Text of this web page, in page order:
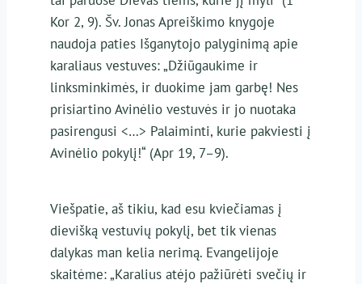
Kor 2, 9). Šv. Jonas Apreiškimo knygoje
naudoja paties Išganytojo palyginimą apie
karaliaus vestuves: „Džiūgaukime ir
linksminkimės, ir duokime jam garbę! Nes
prisiartino Avinėlio vestuvės ir jo nuotaka
pasirengusi <…> Palaiminti, kurie pakviesti į
Avinėlio pokylį!“ (Apr 19, 7–9).
Viešpatie, aš tikiu, kad esu kviečiamas į
dievišką vestuvių pokylį, bet tik vienas
dalykas man kelia nerimą. Evangelijoje
skaitėme: „Karalius atėjo pažiūrėti svečių ir